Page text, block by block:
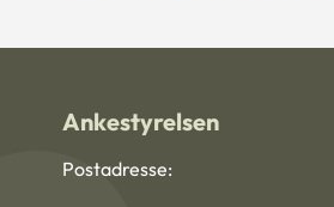
Ankestyrelsen
Postadresse: